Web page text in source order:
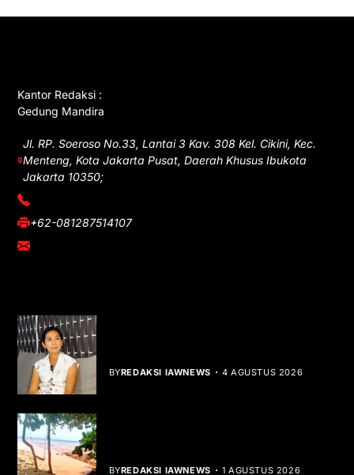
Kantor Redaksi :
Gedung Mandira
Jl. RP. Soeroso No.33, Lantai 3 Kav. 308 Kel. Cikini, Kec.
Menteng, Kota Jakarta Pusat, Daerah Khusus Ibukota
Jakarta 10350;
(021) 3908026
+62-081287514107
adm@iawnews.com
BYREDAKSI IAWNEWS 4 AGUSTUS 2026
BYREDAKSI IAWNEWS 1 AGUSTUS 2026